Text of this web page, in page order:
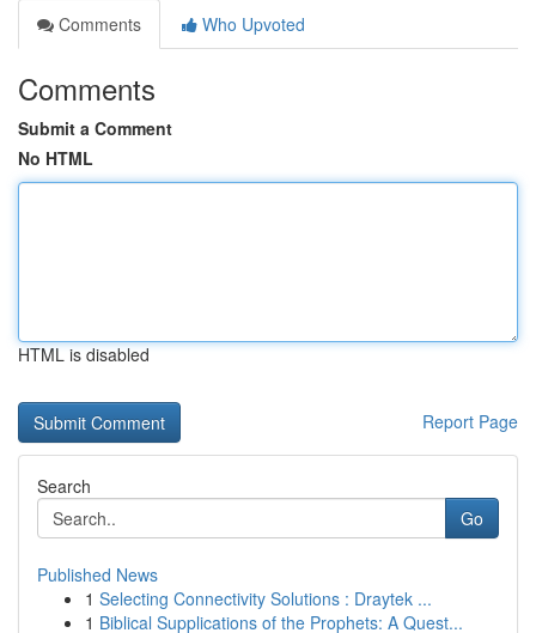
Comments
Who Upvoted
Comments
Submit a Comment
No HTML
HTML is disabled
Report Page
Search
Go
Published News
1 Selecting Connectivity Solutions : Draytek ...
1 Biblical Supplications of the Prophets: A Quest...